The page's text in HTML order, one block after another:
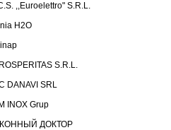
,,Euroelettro" S.R.L.
H2O
S.R.L.
DANAVI SRL
INOX Grup
ДОКТОР